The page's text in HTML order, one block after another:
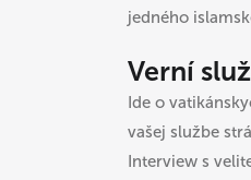
jedného
Verní
Ide o
vašej službe
Interview s